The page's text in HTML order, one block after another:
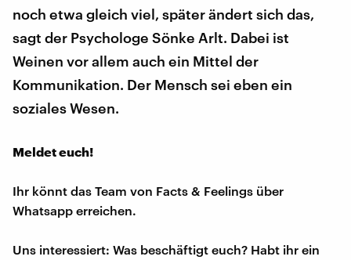
noch etwa gleich viel, später ändert sich das,
sagt der Psychologe Sönke Arlt. Dabei ist
Weinen vor allem auch ein Mittel der
Kommunikation. Der Mensch sei eben ein
soziales Wesen.
Meldet euch!
Ihr könnt das Team von Facts & Feelings über
Whatsapp erreichen.
Uns interessiert: Was beschäftigt euch? Habt ihr ein